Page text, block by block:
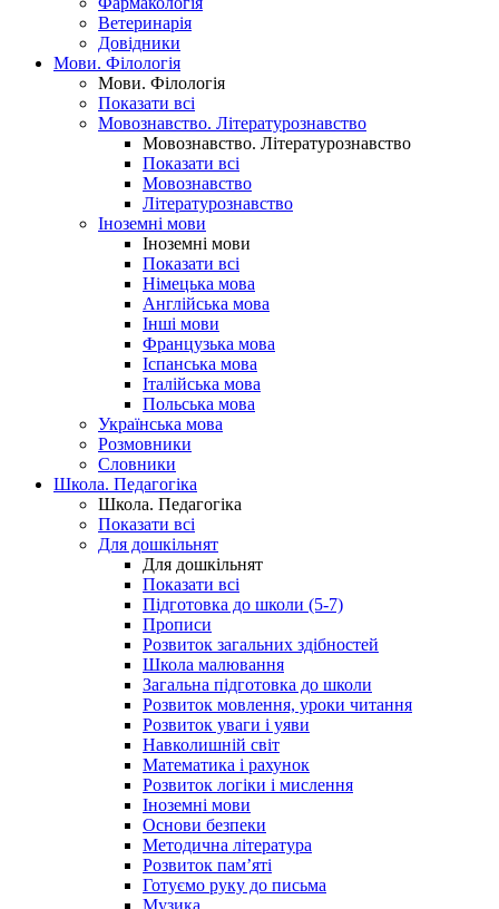
Ветеринарія
Довідники
Мови. Філологія
Мови. Філологія
Показати всі
Мовознавство. Літературознавство
Мовознавство. Літературознавство
Показати всі
Мовознавство
Літературознавство
Іноземні мови
Іноземні мови
Показати всі
Німецька мова
Англійська мова
Інші мови
Французька мова
Іспанська мова
Італійська мова
Польська мова
Українська мова
Розмовники
Словники
Школа. Педагогіка
Школа. Педагогіка
Показати всі
Для дошкільнят
Для дошкільнят
Показати всі
Підготовка до школи (5-7)
Прописи
Розвиток загальних здібностей
Школа малювання
Загальна підготовка до школи
Розвиток мовлення, уроки читання
Розвиток уваги і уяви
Навколишній світ
Математика і рахунок
Розвиток логіки і мислення
Іноземні мови
Основи безпеки
Методична література
Розвиток пам’яті
Готуємо руку до письма
Музика